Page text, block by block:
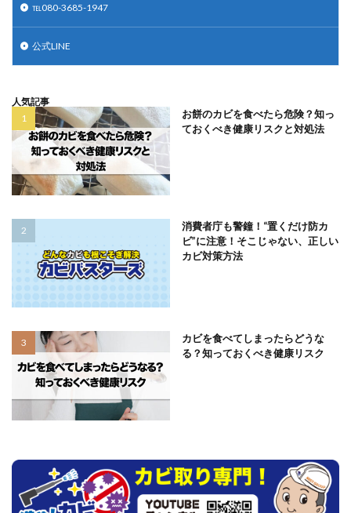
℡080-3685-1947
公式LINE
人気記事
お餅のカビを食べたら危険？知っ
ておくべき健康リスクと対処法
消費者庁も警鐘！“置くだけ防カ
ビ”に注意！そこじゃない、正しい
カビ対策方法
カビを食べてしまったらどうな
る？知っておくべき健康リスク